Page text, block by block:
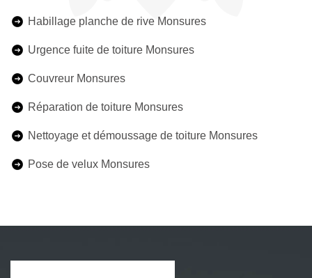
Habillage planche de rive Monsures
Urgence fuite de toiture Monsures
Couvreur Monsures
Réparation de toiture Monsures
Nettoyage et démoussage de toiture Monsures
Pose de velux Monsures